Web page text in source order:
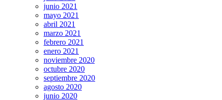
junio 2021
mayo 2021
abril 2021
marzo 2021
febrero 2021
enero 2021
noviembre 2020
octubre 2020
septiembre 2020
agosto 2020
junio 2020